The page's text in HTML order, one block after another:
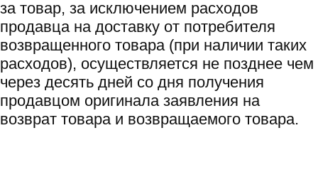
за товар, за исключением расходов
продавца на доставку от потребителя
возвращенного товара (при наличии таких
расходов), осуществляется не позднее чем
через десять дней со дня получения
продавцом оригинала заявления на
возврат товара и возвращаемого товара.